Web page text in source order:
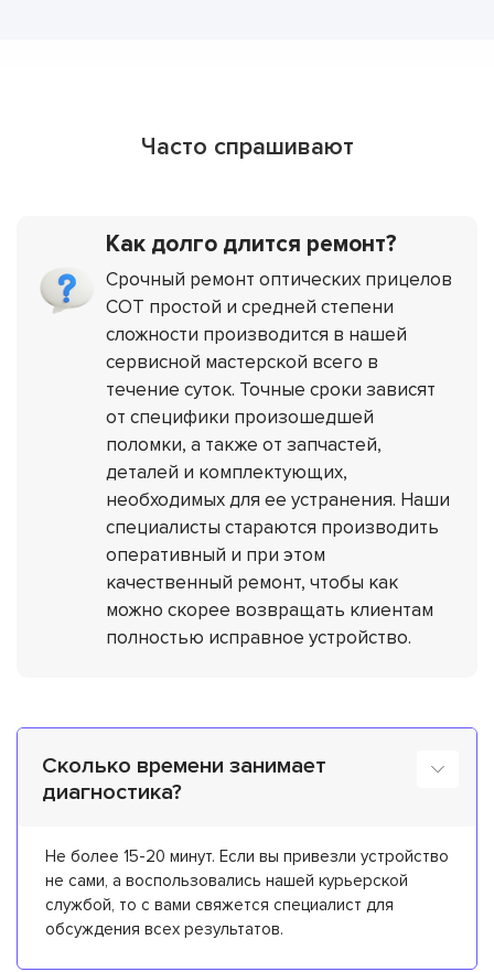
Часто спрашивают
Как долго длится ремонт?
Срочный ремонт оптических прицелов
СОТ простой и средней степени
сложности производится в нашей
сервисной мастерской всего в
течение суток. Точные сроки зависят
от специфики произошедшей
поломки, а также от запчастей,
деталей и комплектующих,
необходимых для ее устранения. Наши
специалисты стараются производить
оперативный и при этом
качественный ремонт, чтобы как
можно скорее возвращать клиентам
полностью исправное устройство.
Сколько времени занимает
диагностика?
Не более 15-20 минут. Если вы привезли устройство
не сами, а воспользовались нашей курьерской
службой, то с вами свяжется специалист для
обсуждения всех результатов.